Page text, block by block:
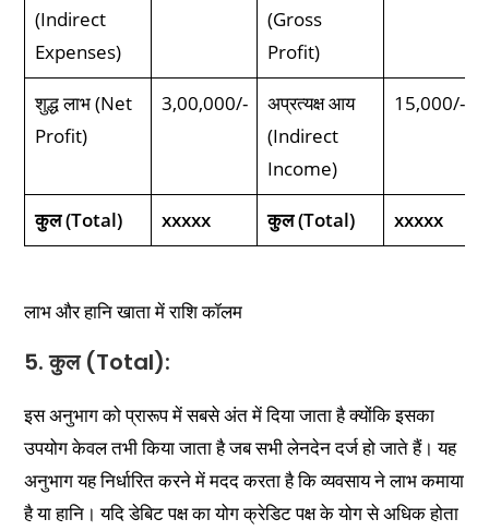
(Indirect
Expenses)
(Gross
Profit)
शुद्ध लाभ (Net
Profit)
3,00,000/-
अप्रत्यक्ष आय
(Indirect
Income)
15,000/-
कुल (Total) xxxxx कुल (Total) xxxxx
लाभ और हानि खाता में राशि कॉलम
5. कुल (Total):
इस अनुभाग को प्रारूप में सबसे अंत में दिया जाता है क्योंकि इसका
उपयोग केवल तभी किया जाता है जब सभी लेनदेन दर्ज हो जाते हैं। यह
अनुभाग यह निर्धारित करने में मदद करता है कि व्यवसाय ने लाभ कमाया
है या हानि। यदि डेबिट पक्ष का योग क्रेडिट पक्ष के योग से अधिक होता